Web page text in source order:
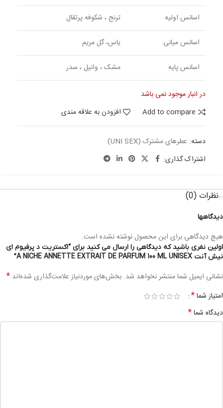
اسانس اولیه ترنج ، شکوفه پرتقال
اسانس میانی یاس، گل مریم
اسانس پایه مشک ، وانیل ، سدر
در انبار موجود نمی باشد
Add to compare
افزودن به علاقه مندی
دسته: عطرهای مشترک (UNI SEX)
اشتراک گذاری:
نظرات (0)
دیدگاهها
هیچ دیدگاهی برای این محصول نوشته نشده است.
اولین نفری باشید که دیدگاهی را ارسال می کنید برای “اکستریت د پرفیوم ای
نیش آنت A NICHE ANNETTE EXTRAIT DE PARFUM 100 ML UNISEX”
نشانی ایمیل شما منتشر نخواهد شد. بخش‌های موردنیاز علامت‌گذاری شده‌اند *
امتیاز شما*
دیدگاه شما*